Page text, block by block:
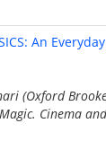
An
(Oxford
Cinema